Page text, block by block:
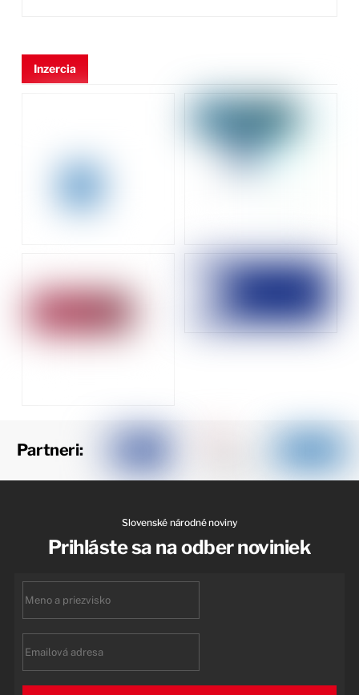
Inzercia
Partneri:
Slovenské národné noviny
Prihláste sa na odber noviniek